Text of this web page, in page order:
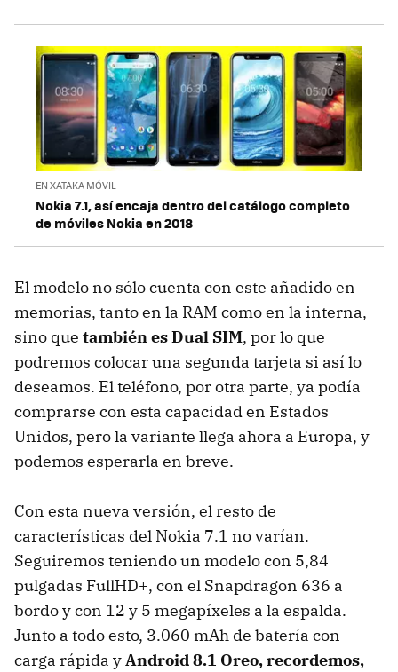
EN XATAKA MÓVIL
Nokia 7.1, así encaja dentro del catálogo completo
de móviles Nokia en 2018
El modelo no sólo cuenta con este añadido en
memorias, tanto en la RAM como en la interna,
sino que también es Dual SIM, por lo que
podremos colocar una segunda tarjeta si así lo
deseamos. El teléfono, por otra parte, ya podía
comprarse con esta capacidad en Estados
Unidos, pero la variante llega ahora a Europa, y
podemos esperarla en breve.
Con esta nueva versión, el resto de
características del Nokia 7.1 no varían.
Seguiremos teniendo un modelo con 5,84
pulgadas FullHD+, con el Snapdragon 636 a
bordo y con 12 y 5 megapíxeles a la espalda.
Junto a todo esto, 3.060 mAh de batería con
carga rápida yAndroid 8.1 Oreo, recordemos,